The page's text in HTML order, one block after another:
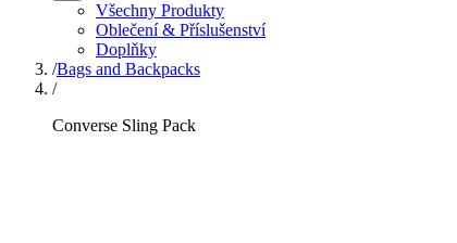
Všechny Produkty
Oblečení & Příslušenství
Doplňky
/Bags and Backpacks
/
Converse Sling Pack